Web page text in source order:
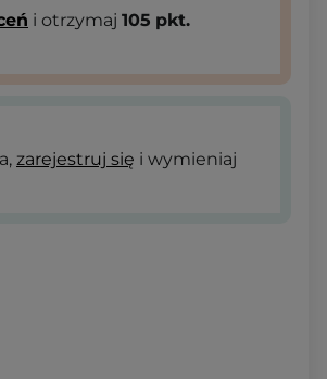
i otrzymaj 105 pkt.
zarejestruj się i wymieniaj